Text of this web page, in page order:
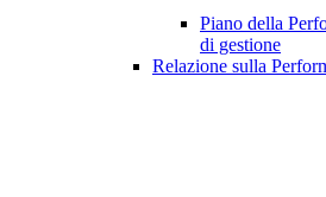
Piano della
di gestione
Relazione sulla